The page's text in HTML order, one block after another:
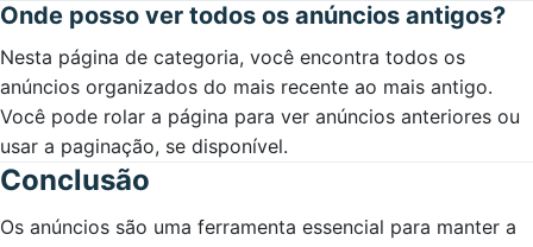
Onde posso ver todos os anúncios antigos?
Nesta página de categoria, você encontra todos os
anúncios organizados do mais recente ao mais antigo.
Você pode rolar a página para ver anúncios anteriores ou
usar a paginação, se disponível.
Conclusão
Os anúncios são uma ferramenta essencial para manter a